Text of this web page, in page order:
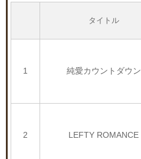
タイトル
1 純愛カウントダウン
2 LEFTY ROMANCE